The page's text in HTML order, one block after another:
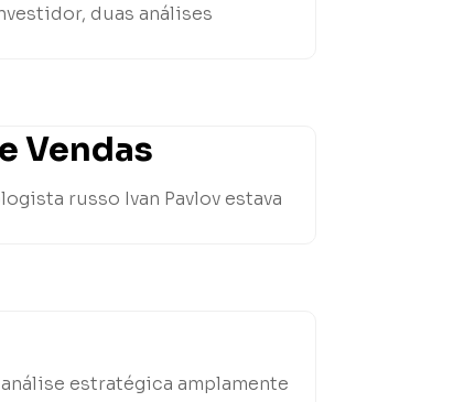
duas análises
Vendas
russo Ivan Pavlov estava
estratégica amplamente